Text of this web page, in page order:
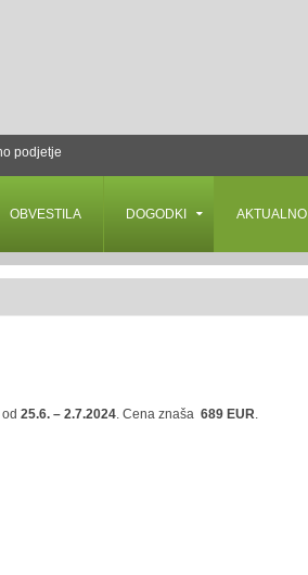
podjetje
OBVESTILA DOGODKI AKTUALNO
25.6. – 2.7.2024. Cena znaša 689 EUR.